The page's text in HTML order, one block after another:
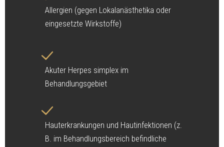
Allergien (gegen Lokalanästhetika oder
eingesetzte Wirkstoffe)
Akuter Herpes simplex im
Behandlungsgebiet
Hauterkrankungen und Hautinfektionen (z.
B. im Behandlungsbereich befindliche